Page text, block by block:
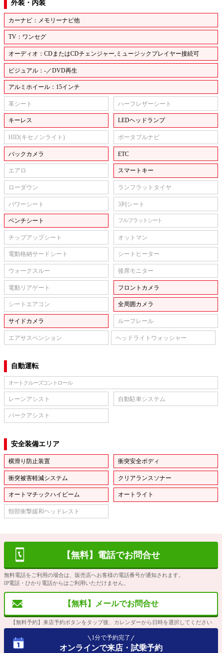
外装・内装
カーナビ：メモリーナビ他
TV：ワンセグ
オーディオ：CDまたはCDチェンジャー,ミュージックプレイヤー接続可
ビジュアル：-／DVD再生
アルミホイール：15インチ
革シート ハーフレザーシート
キーレス LEDヘッドランプ
HID(キセノンライト) ポータブルナビ
バックカメラ ETC
エアロ スマートキー
ローダウン ランフラットタイヤ
パワーシート 3列シート
ベンチシート フルフラットシート
チップアップシート オットマン
電動格納サードシート シートヒーター
ウォークスルー 後席モニター
電動リアゲート フロントカメラ
シートエアコン 全周囲カメラ
サイドカメラ ルーフレール
エアサスペンション ヘッドライトウォッシャー
自動運転
オートクルーズコントロール
レーンアシスト 自動駐車システム
パークアシスト
安全装備エリア
横滑り防止装置 衝突安全ボディ
衝突被害軽減システム クリアランスソナー
オートマチックハイビーム オートライト
頸部衝撃緩和ヘッドレスト
【無料】電話でお問合せ
無料電話をご利用の場合は、販売店へお客様の電話番号が通知されます。
IP電話・ひかり電話からはご利用いただけません。
【無料】メールでお問合せ
【無料予約】来店予約ボタンをタップ後、カレンダーから日時を選択してください
1分で予約完了
オンラインで来店・試乗予約